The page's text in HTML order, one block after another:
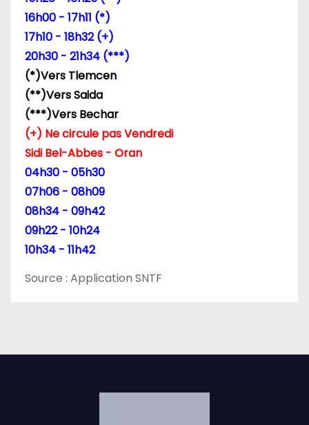
a
r
t
c
e
16h00 - 17h11 (*)
17h10 - 18h32 (+)
20h30 - 21h34 (***)
(*)Vers Tlemcen
(**)Vers Saida
(***)Vers Bechar
(+) Ne circule pas Vendredi
Sidi Bel-Abbes - Oran
04h30 - 05h30
07h06 - 08h09
08h34 - 09h42
09h22 - 10h24
10h34 - 11h42
Source : Application SNTF